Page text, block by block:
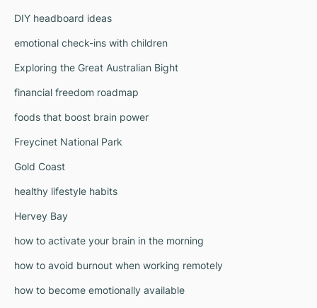
DIY headboard ideas
emotional check-ins with children
Exploring the Great Australian Bight
financial freedom roadmap
foods that boost brain power
Freycinet National Park
Gold Coast
healthy lifestyle habits
Hervey Bay
how to activate your brain in the morning
how to avoid burnout when working remotely
how to become emotionally available